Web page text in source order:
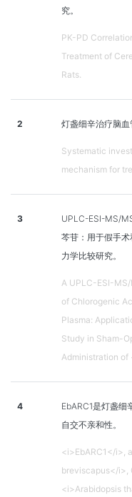
究。
PK-PD
Treatment of
Rats.
2 灯盏细辛治疗脑血
Systematic
mechanism for
3
UPLC-ESI-MS/
芩苷：用于假手
力学比较研究。
A UPLC-ESI-
of Chlorogenic
Plasma:
Study in Sham-
Administration of
4
EbARC1是灯盏
自交不亲和性。
<i>EbARC1</i>,
breviscapus</i>,
<i>Arabidopsis